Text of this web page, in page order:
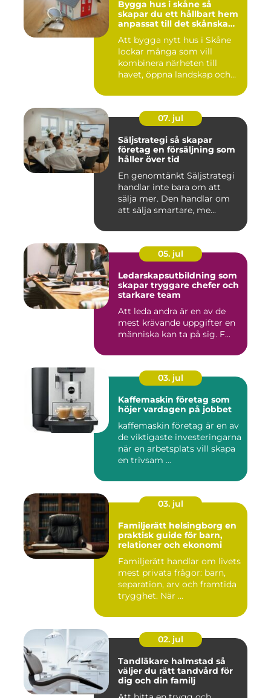
Bygga hus i skåne så
skapar du ett hållbart hem
anpassat till det skånska
Att bygga nytt hus i Skåne
lockar många som vill
kombinera närheten till
havet, öppna landskap och
07. jul
Säljstrategi så skapar
företag en försäljning som
håller över tid
En genomtänkt Säljstrategi
handlar inte bara om att
sälja mer. Den handlar om
att sälja smartare, me...
05. jul
Ledarskapsutbildning som
skapar tryggare chefer och
starkare team
Att leda andra är en av de
mest krävande uppgifter en
människa kan ta på sig. F...
03. jul
Kaffemaskin företag som
höjer vardagen på jobbet
kaffemaskin företag är en av
de viktigaste investeringarna
när en arbetsplats vill skapa
en trivsam ...
03. jul
Familjerätt helsingborg en
praktisk guide för barn,
relationer och ekonomi
Familjerätt handlar om livets
mest privata frågor: barn,
separation, arv och framtida
trygghet. När ...
02. jul
Tandläkare halmstad så
väljer du rätt tandvård för
dig och din familj